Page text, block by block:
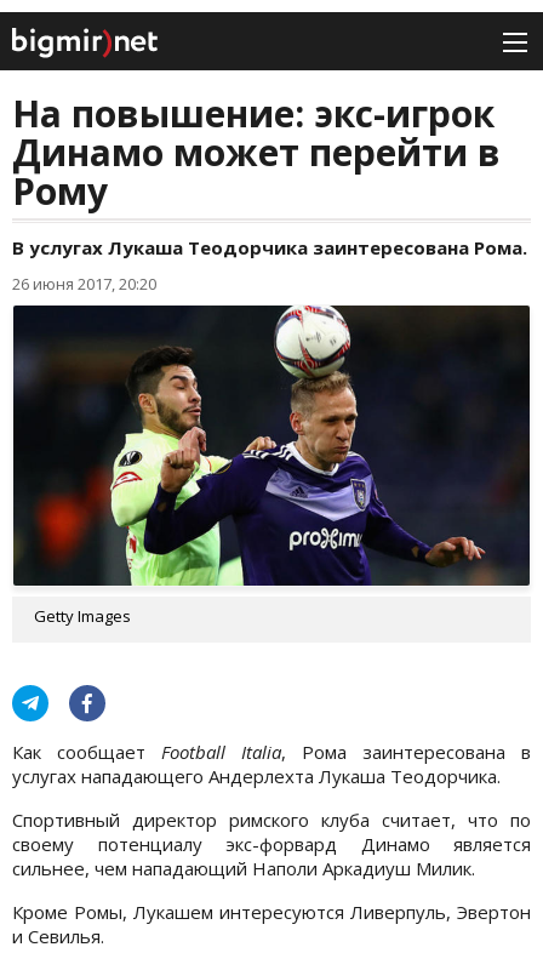
На повышение: экс-игрок
Динамо может перейти в
Рому
В услугах Лукаша Теодорчика заинтересована Рома.
26 июня 2017, 20:20
Getty Images
Как сообщает Football Italia, Рома заинтересована в
услугах нападающего Андерлехта Лукаша Теодорчика.
Спортивный директор римского клуба считает, что по
своему потенциалу экс-форвард Динамо является
сильнее, чем нападающий Наполи Аркадиуш Милик.
Кроме Ромы, Лукашем интересуются Ливерпуль, Эвертон
и Севилья.